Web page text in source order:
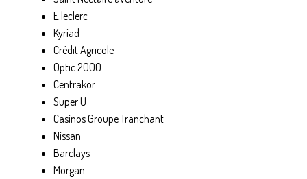
E.leclerc
Kyriad
Crédit Agricole
Optic 2000
Centrakor
Super U
Casinos Groupe Tranchant
Nissan
Barclays
Morgan